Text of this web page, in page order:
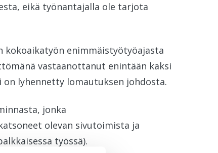
eikä työnantajalla ole tarjota
kokoaikatyön enimmäistyötyöajasta
vastaanottanut enintään kaksi
on lyhennetty lomautuksen johdosta.
jonka
olevan sivutoimista ja
työssä).